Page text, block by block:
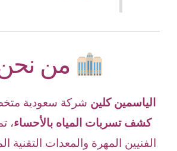
من
الياسمين كلين شركة سعودية
كشف تسربات المياه بالأحساء،
الفنيين المهرة والمعدات التقنية